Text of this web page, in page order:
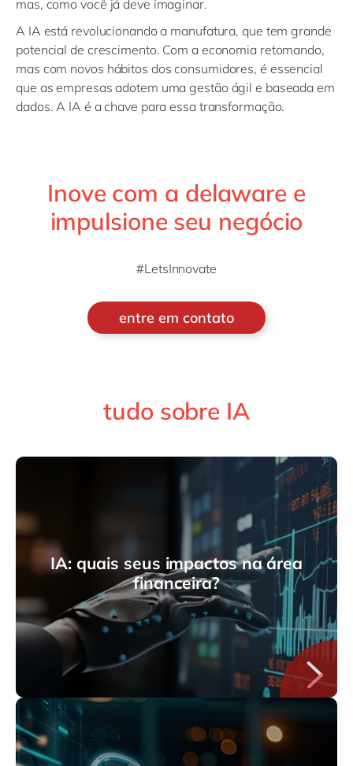
mas, como você já deve imaginar.
A IA está revolucionando a manufatura, que tem grande
potencial de crescimento. Com a economia retomando,
mas com novos hábitos dos consumidores, é essencial
que as empresas adotem uma gestão ágil e baseada em
dados. A IA é a chave para essa transformação.
Inove com a delaware e
impulsione seu negócio
#LetsInnovate
entre em contato
tudo sobre IA
IA: quais seus impactos na área
financeira?